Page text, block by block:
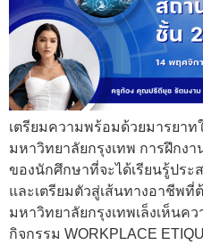
เตรียมความพร้อมด้วยมารยา
มหาวิทยาลัยกรุงเทพ การฝึกง
ของนักศึกษาที่จะได้เรียนรู้ปร
และเตรียมตัวสู่เส้นทางอาชีพ
มหาวิทยาลัยกรุงเทพเล็งเห็นค
กิจกรรม WORKPLACE